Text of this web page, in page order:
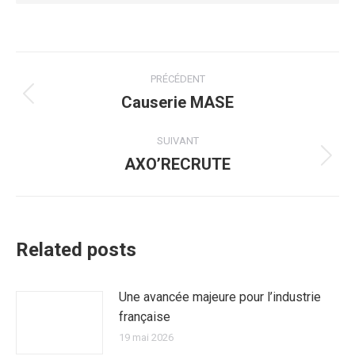
article
PRÉCÉDENT
Article
:
Causerie MASE
SUIVANT
Article
AXO’RECRUTE
Related posts
Une avancée majeure pour l’industrie
française
19 mai 2026